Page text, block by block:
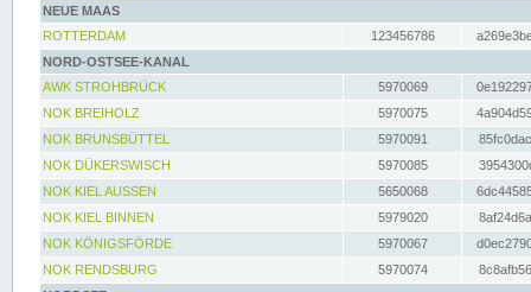
NEUE MAAS
ROTTERDAM
123456786
NORD-OSTSEE-KANAL
AWK STROHBRÜCK
5970069
NOK BREIHOLZ
5970075
NOK BRUNSBÜTTEL
5970091
NOK DÜKERSWISCH
5970085
NOK KIEL AUSSEN
5650068
NOK KIEL BINNEN
5979020
NOK KÖNIGSFÖRDE
5970067
NOK RENDSBURG
5970074